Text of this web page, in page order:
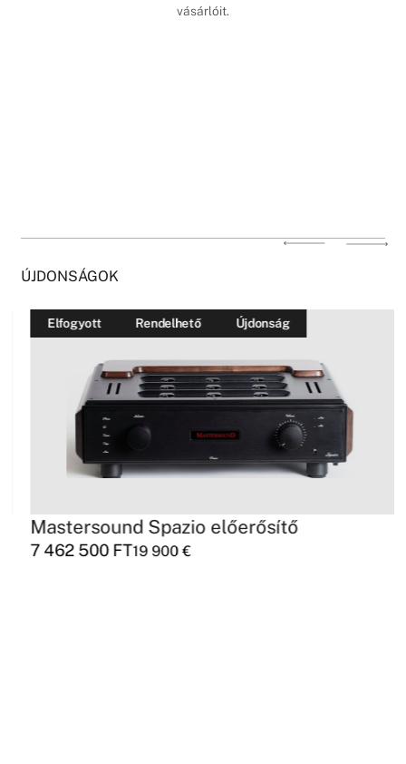
vásárlóit.
ÚJDONSÁGOK
Elfogyott Rendelhető Újdonság
Mastersound Spazio előerősítő
7 462 500FT19 900€